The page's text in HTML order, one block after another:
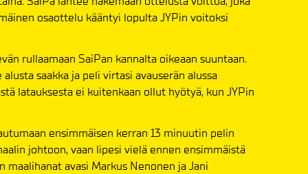
osaottelu kääntyi lopulta JYPin voitoksi
rullaamaan SaiPan kannalta oikeaan suuntaan.
saakka ja peli virtasi avauserän alussa
latauksesta ei kuitenkaan ollut hyötyä, kun JYPin
ensimmäisen kerran 13 minuutin pelin
johtoon, vaan lipesi vielä ennen ensimmäistä
avasi Markus Nenonen ja Jani